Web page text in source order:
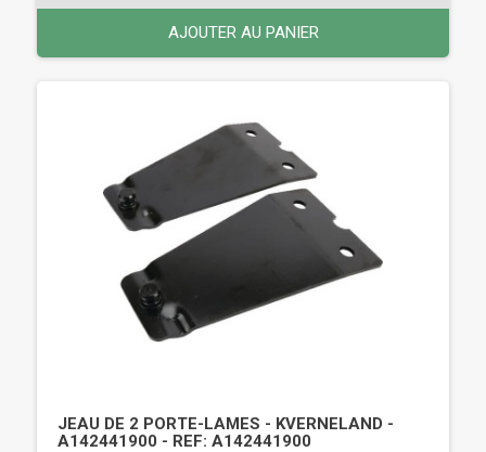
AJOUTER AU PANIER
JEAU DE 2 PORTE-LAMES - KVERNELAND -
A142441900 - REF: A142441900